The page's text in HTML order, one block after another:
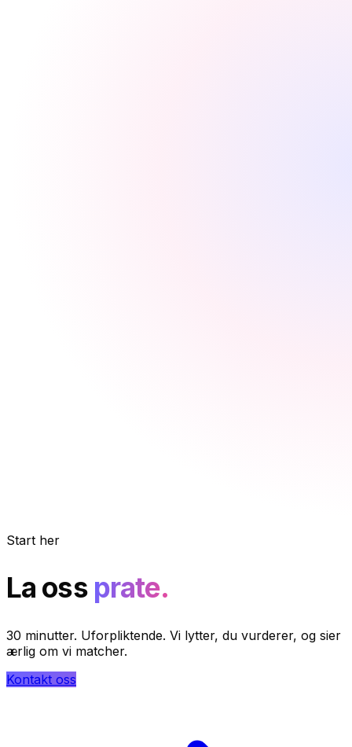
Start her
La oss prate.
30 minutter. Uforpliktende. Vi lytter, du vurderer, og sier
ærlig om vi matcher.
Kontakt oss